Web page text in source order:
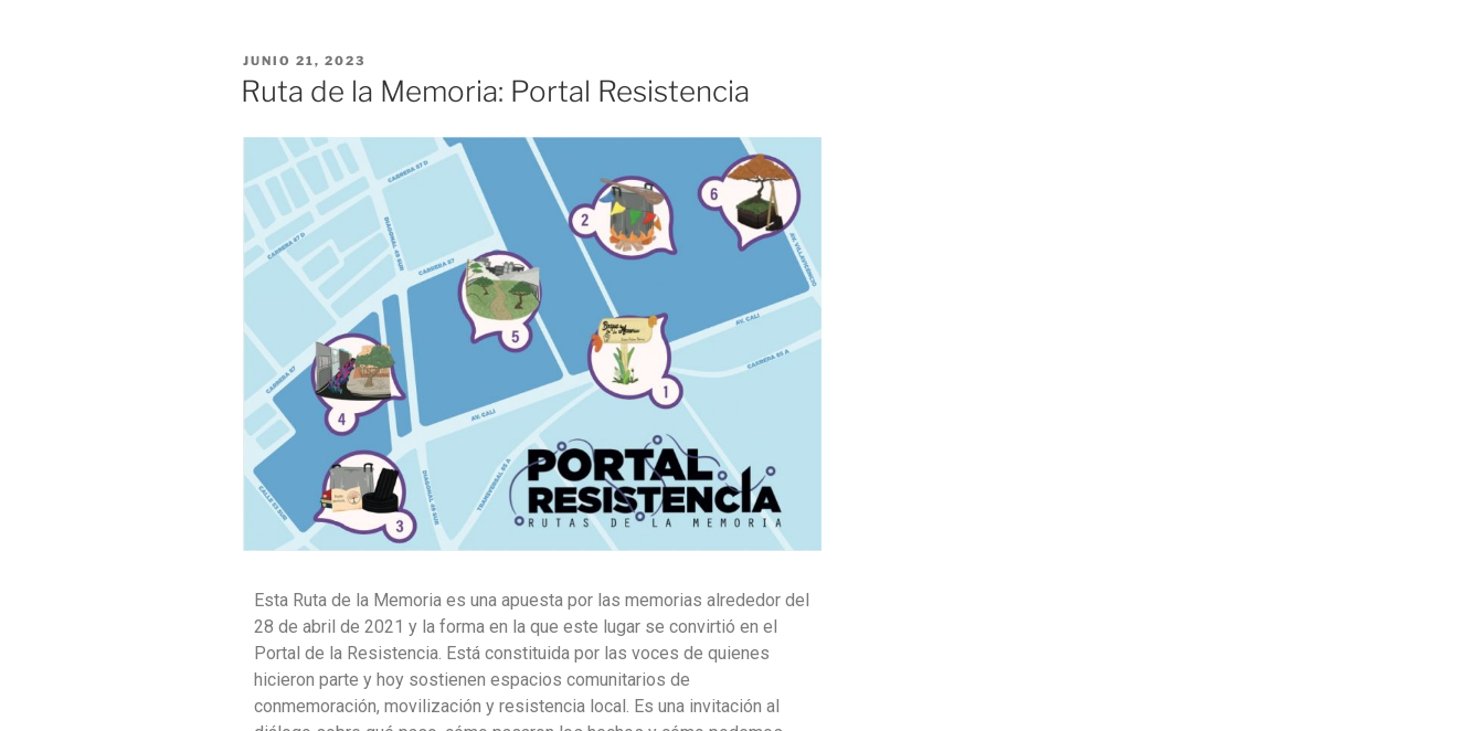
JUNIO 21, 2023
Ruta de la Memoria: Portal Resistencia
Esta Ruta de la Memoria es una apuesta por las memorias alrededor del
28 de abril de 2021 y la forma en la que este lugar se convirtió en el
Portal de la Resistencia. Está constituida por las voces de quienes
hicieron parte y hoy sostienen espacios comunitarios de
conmemoración, movilización y resistencia local. Es una invitación al